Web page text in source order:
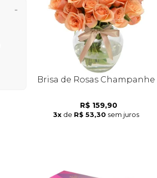
Brisa de Rosas Champanhe
R$ 159,90
3x de R$ 53,30 sem juros